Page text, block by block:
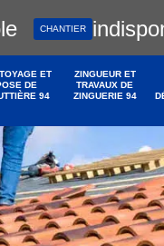
CHANTIER
ET
DE
94
ZINGUEUR ET
TRAVAUX DE
ZINGUERIE 94